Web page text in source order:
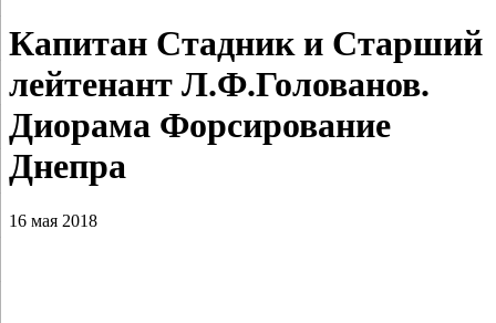
Капитан Стадник и Старший
лейтенант Л.Ф.Голованов.
Диорама Форсирование
Днепра
16 мая 2018